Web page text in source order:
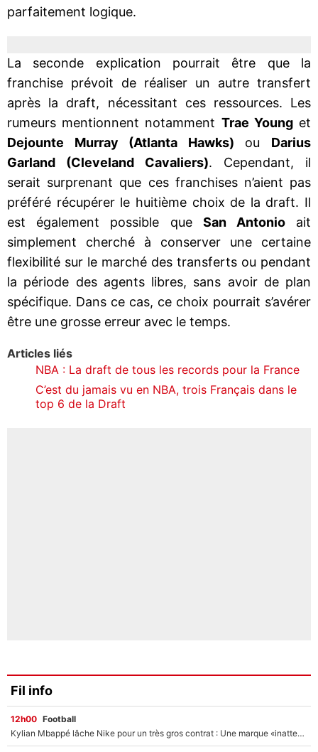
parfaitement logique.
La seconde explication pourrait être que la
franchise prévoit de réaliser un autre transfert
après la draft, nécessitant ces ressources. Les
rumeurs mentionnent notamment Trae Younget
Dejounte Murray (Atlanta Hawks) ou Darius
Garland (Cleveland Cavaliers). Cependant, il
serait surprenant que ces franchises n’aient pas
préféré récupérer le huitième choix de la draft. Il
est également possible que San Antonioait
simplement cherché à conserver une certaine
flexibilité sur le marché des transferts ou pendant
la période des agents libres, sans avoir de plan
spécifique. Dans ce cas, ce choix pourrait s’avérer
être une grosse erreur avec le temps.
Articles liés
NBA : La draft de tous les records pour la France
C’est du jamais vu en NBA, trois Français dans le
top 6 de la Draft
Fil info
12h00 Football
Kylian Mbappé lâche Nike pour un très gros contrat : Une marque «inattendue» va frapper très fort